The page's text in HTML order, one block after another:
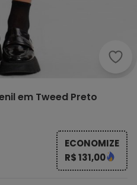
em Tweed Preto
ECONOMIZE
R$ 131,00